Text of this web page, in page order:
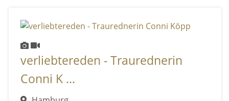
verliebtereden - Traurednerin
Conni K ...